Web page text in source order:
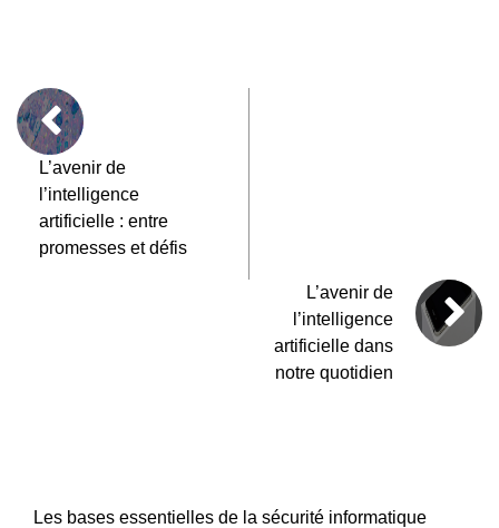
L’avenir de
l’intelligence
artificielle : entre
promesses et défis
L’avenir de
l’intelligence
artificielle dans
notre quotidien
Les bases essentielles de la sécurité informatique